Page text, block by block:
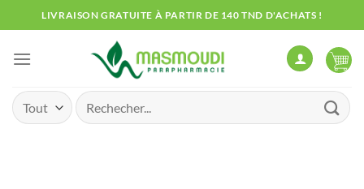
au
contenu
LIVRAISON GRATUITE À PARTIR DE 140 TND D'ACHATS !
Recherche
pour :